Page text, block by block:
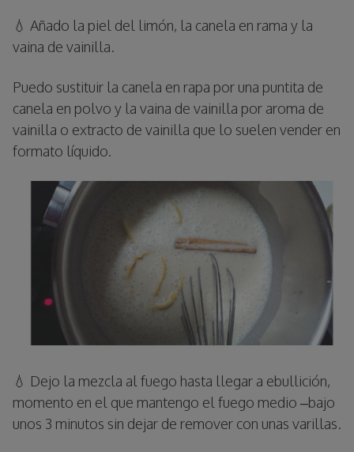
💧 Añado la piel del limón, la canela en rama y la
vaina de vainilla.
Puedo sustituir la canela en rapa por una puntita de
canela en polvo y la vaina de vainilla por aroma de
vainilla o extracto de vainilla que lo suelen vender en
formato líquido.
💧 Dejo la mezcla al fuego hasta llegar a ebullición,
momento en el que mantengo el fuego medio –bajo
unos 3 minutos sin dejar de remover con unas varillas.